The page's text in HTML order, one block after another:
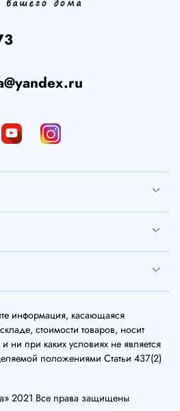
информация, касающаяся
стоимости товаров, носит
ни при каких условиях не является
положениями Статьи 437(2)
2021 Все права защищены